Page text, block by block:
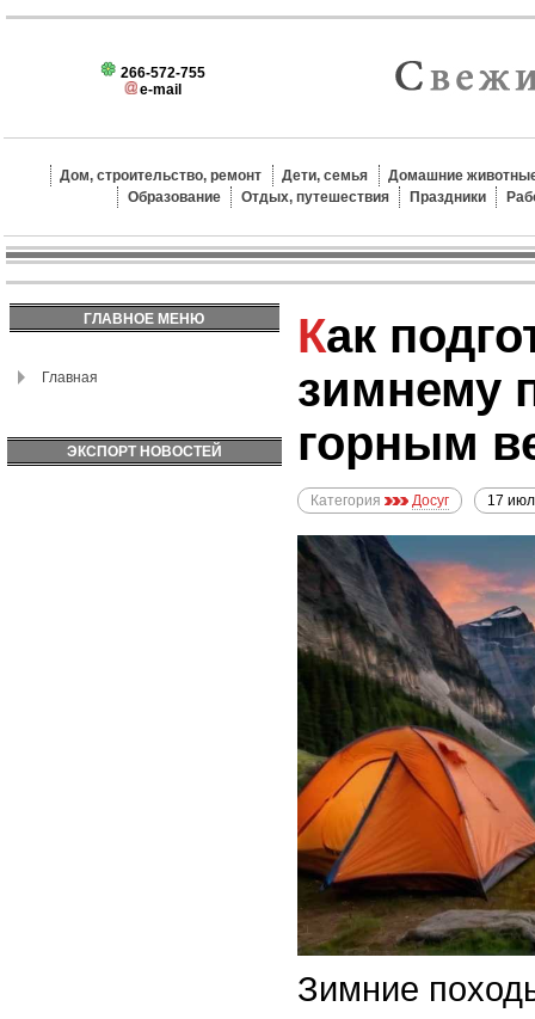
266-572-755
e-mail
Дом, строительство, ремонт Дети, семья
Домашние
Образование
Отдых, путешествия Праздники
ГЛАВНОЕ МЕНЮ
Главная
ЭКСПОРТ НОВОСТЕЙ
Как подготовиться к
зимнему
горным
Категория Досуг 17
Зимние